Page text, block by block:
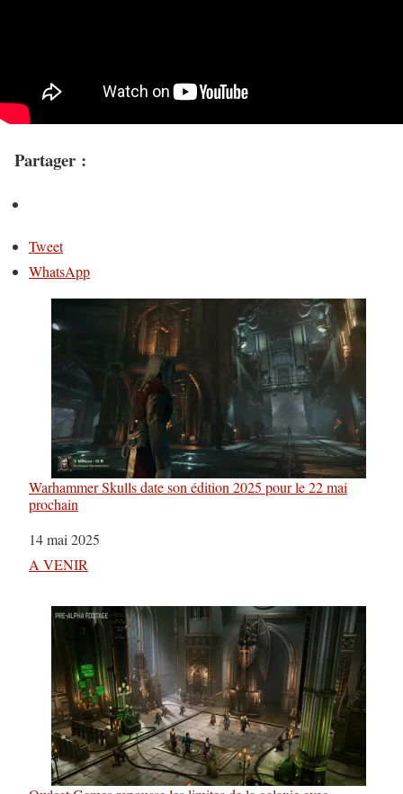
Partager :
Tweet
WhatsApp
Warhammer Skulls date son édition 2025 pour le 22 mai
prochain
Date
14 mai 2025
Par rapport à
A VENIR